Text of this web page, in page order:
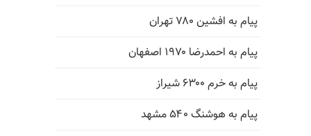
پیام به افشین ۷۸۰ تهران
پیام به احمدرضا ۱۹۷۰ اصفهان
پیام به خرم ۶۳۰۰ شیراز
پیام به هوشنگ ۵۴۰ مشهد